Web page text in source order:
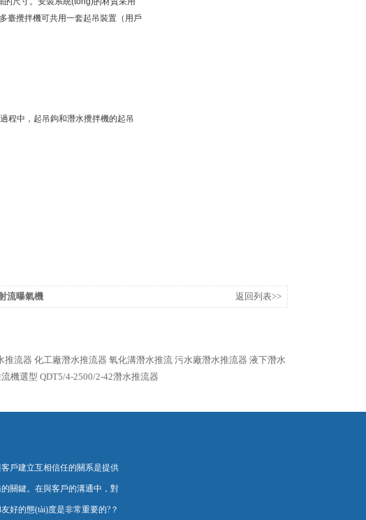
多臺攪拌機可共用一套起吊裝置（用戶
，起吊鉤和潛水攪拌機的起吊
流曝氣機 返回列表>>
推流器 化工廠潛水推流器 氧化溝潛水推流 污水廠潛水推流器 液下潛水
機選型 QDT5/4-2500/2-42潛水推流器
戶建立互相信任的關系是提供
關鍵。在與客戶的溝通中，對
好的態(tài)度是非常重要的?？